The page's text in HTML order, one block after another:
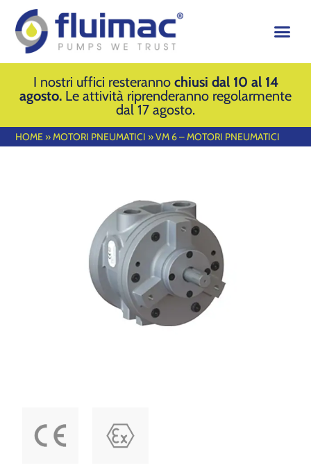
I nostri uffici resteranno chiusi dal 10 al 14
agosto. Le attività riprenderanno regolarmente
dal 17 agosto.
HOME »MOTORI PNEUMATICI »VM 6 – MOTORI PNEUMATICI